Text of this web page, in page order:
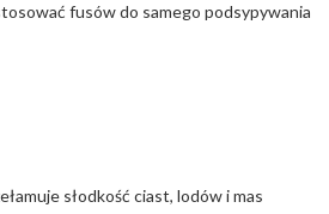
fusów do samego podsypywania
słodkość ciast, lodów i mas